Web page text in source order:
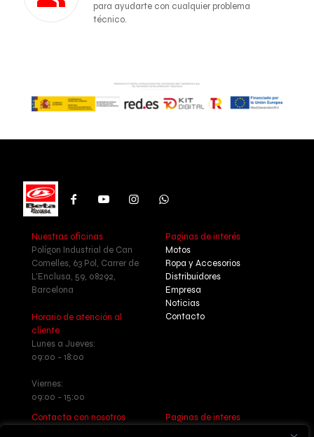
para ayudarte con cualquier problema
técnico.
Nuestras oficinas
Polígon Industrial de Can
Comelles, 63 Pol, Carrer de
L'Enclusa, 59, 08292,
Barcelona
Horario de atención al
cliente
Lunes a Jueves:
09:00 - 18:00
Viernes:
09:00 - 15:00
Paginas de interés
Motos
Ropa y Accesorios
Distribuidores
Empresa
Noticias
Contacto
Contacta con nosotros
Paginas de interes